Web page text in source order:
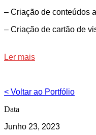
– Criação de conteúdos
– Criação de cartão de
Ler mais
< Voltar ao Portfólio
Data
Junho 23, 2023